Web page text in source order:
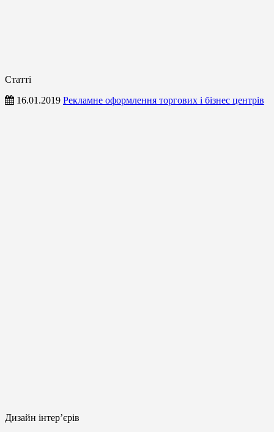
Статті
16.01.2019 Рекламне оформлення торгових і бізнес центрів
Дизайн інтер’єрів